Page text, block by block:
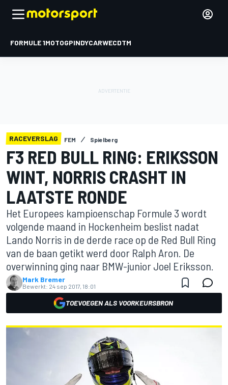
FORMULE 1MOTOGPINDYCARWECDTM
RACEVERSLAG FEM Spielberg
F3 RED BULL RING: ERIKSSON
WINT, NORRIS CRASHT IN
LAATSTE RONDE
Het Europees kampioenschap Formule 3 wordt
volgende maand in Hockenheim beslist nadat
Lando Norris in de derde race op de Red Bull Ring
van de baan getikt werd door Ralph Aron. De
overwinning ging naar BMW-junior Joel Eriksson.
Mark Bremer
Bewerkt: 24 sep 2017, 18:01
TOEVOEGEN ALS VOORKEURSBRON